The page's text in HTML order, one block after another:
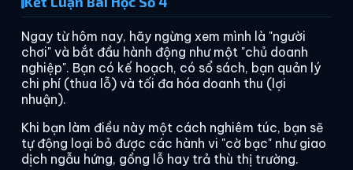
Ngay từ hôm nay, hãy ngừng xem mình là "người
chơi" và bắt đầu hành động như một "chủ doanh
nghiệp". Bạn có kế hoạch, có sổ sách, bạn quản lý
chi phí (thua lỗ) và tối đa hóa doanh thu (lợi
nhuận).
Khi bạn làm điều này một cách nghiêm túc, bạn sẽ
tự động loại bỏ được các hành vi "cờ bạc" như giao
dịch ngẫu hứng, gồng lỗ hay trả thù thị trường.